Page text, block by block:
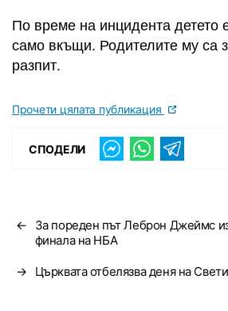
По време на инцидента детето
само вкъщи. Родителите му са
разпит.
Прочети цялата публикация
СПОДЕЛИ
←
За пореден път Леброн Джеймс
финала на НБА
→ Църквата отбелязва деня на